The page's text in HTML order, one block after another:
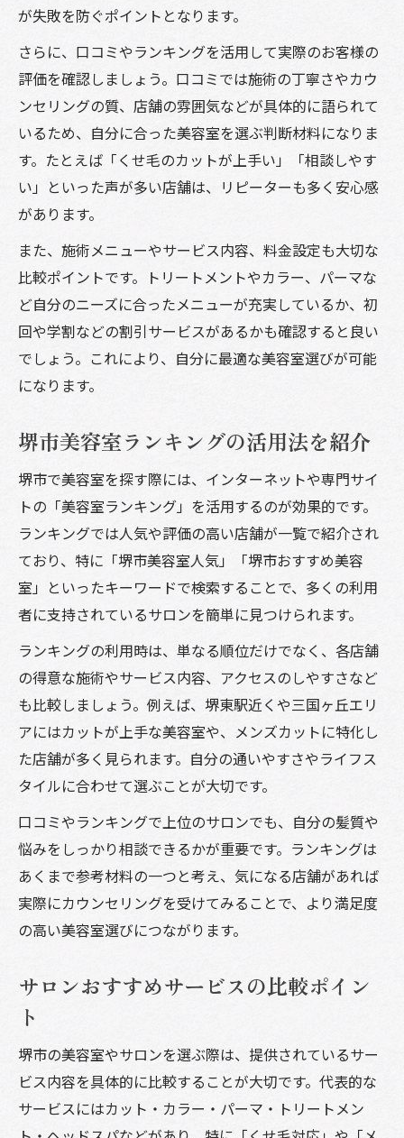
が失敗を防ぐポイントとなります。
さらに、口コミやランキングを活用して実際のお客様の
評価を確認しましょう。口コミでは施術の丁寧さやカウ
ンセリングの質、店舗の雰囲気などが具体的に語られて
いるため、自分に合った美容室を選ぶ判断材料になりま
す。たとえば「くせ毛のカットが上手い」「相談しやす
い」といった声が多い店舗は、リピーターも多く安心感
があります。
また、施術メニューやサービス内容、料金設定も大切な
比較ポイントです。トリートメントやカラー、パーマな
ど自分のニーズに合ったメニューが充実しているか、初
回や学割などの割引サービスがあるかも確認すると良い
でしょう。これにより、自分に最適な美容室選びが可能
になります。
堺市美容室ランキングの活用法を紹介
堺市で美容室を探す際には、インターネットや専門サイ
トの「美容室ランキング」を活用するのが効果的です。
ランキングでは人気や評価の高い店舗が一覧で紹介され
ており、特に「堺市美容室人気」「堺市おすすめ美容
室」といったキーワードで検索することで、多くの利用
者に支持されているサロンを簡単に見つけられます。
ランキングの利用時は、単なる順位だけでなく、各店舗
の得意な施術やサービス内容、アクセスのしやすさなど
も比較しましょう。例えば、堺東駅近くや三国ヶ丘エリ
アにはカットが上手な美容室や、メンズカットに特化し
た店舗が多く見られます。自分の通いやすさやライフス
タイルに合わせて選ぶことが大切です。
口コミやランキングで上位のサロンでも、自分の髪質や
悩みをしっかり相談できるかが重要です。ランキングは
あくまで参考材料の一つと考え、気になる店舗があれば
実際にカウンセリングを受けてみることで、より満足度
の高い美容室選びにつながります。
サロンおすすめサービスの比較ポイン
ト
堺市の美容室やサロンを選ぶ際は、提供されているサー
ビス内容を具体的に比較することが大切です。代表的な
サービスにはカット・カラー・パーマ・トリートメン